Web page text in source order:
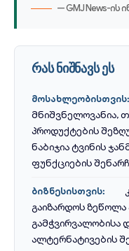
— GMJ News-ის
რას ნიშნავს ეს
მოსახლეობისთვის:
მნიშვნელოვანია,
პროდუქტების
ნაბიჯია ტვინის
ფუნქციების
ბიზნესისთვის:
გაიზარდოს
გამჭვირვალობისა
ალტერნატივების